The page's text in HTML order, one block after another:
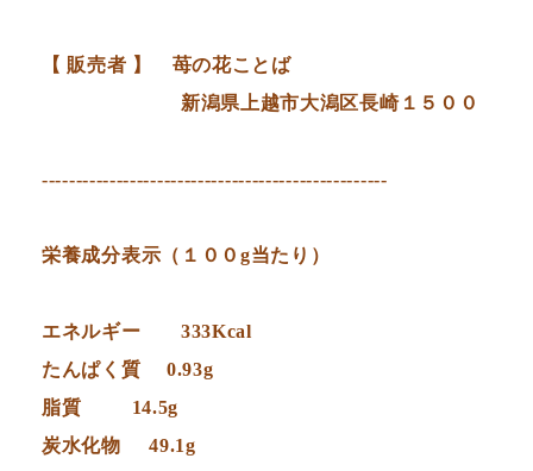
【 販売者 】 苺の花ことば
新潟県上越市大潟区長崎１５００
---------------------------------------------------
栄養成分表示（１００g当たり）
エネルギー 333Kcal
たんぱく質 0.93g
脂質 14.5g
炭水化物 49.1g